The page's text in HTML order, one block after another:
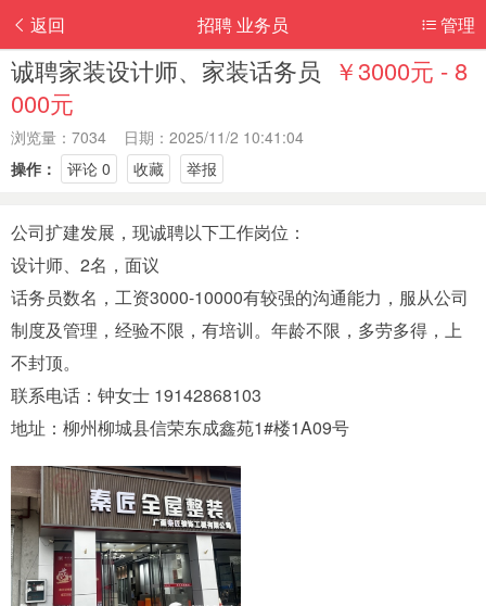
返回 管理
招聘 业务员
诚聘家装设计师、家装话务员 ￥3000元 - 8
000元
浏览量：7034 日期：2025/11/2 10:41:04
操作：
评论 0 收藏 举报
公司‬扩建发展，现诚聘以下工作岗位：
设计师、2名，面议
话务员‬数名，工资3000-10000有较强‬的沟通能力，服从公司
制度及管理，经验不限，有培训。年龄不限，多劳多得，上
不封顶。
联系电话：钟女士 19142868103
地址：柳州柳城县信荣东成鑫苑1#楼1A09号